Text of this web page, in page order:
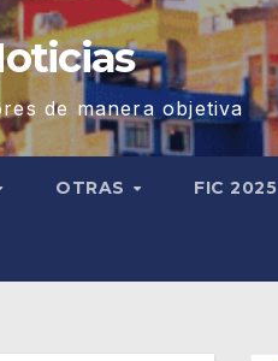
de manera objetiva
OTRAS FIC 2025